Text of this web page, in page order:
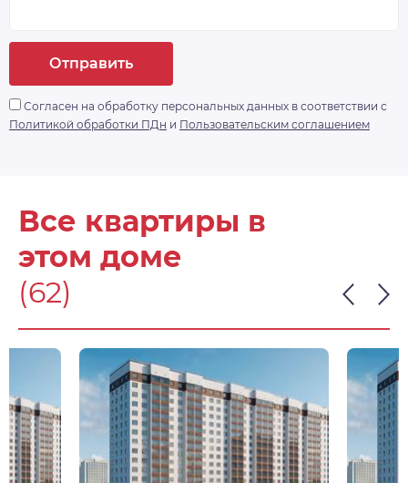
Отправить
Согласен на обработку персональных данных в соответствии с
Политикой обработки ПДн и Пользовательским соглашением
Все квартиры в
этом доме
(62)